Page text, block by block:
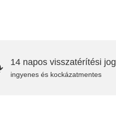
14 napos visszatérítési jog
ingyenes és kockázatmentes